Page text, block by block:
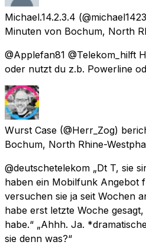
Michael.14.2.3.4
Minuten von Bochum, North
@Applefan81 @Telekom_hilft
oder nutzt du z.b. Powerline
Wurst Case (@Herr_Zog)
Bochum, North Rhine-
@deutschetelekom „Dt T, sie
haben ein Mobilfunk Angebot
versuchen sie ja seit Wochen
habe erst letzte Woche
habe.“ „Ahhh. Ja.
sie denn was?“